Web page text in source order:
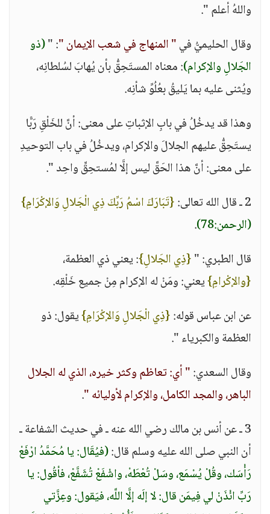
واللهُ أعلم ".
وقال الحليميُّ في" المنهاج في شعب الإيمان ": "(ذو
الجَلالِ والإكرام): معناه المستَحِقُّ بأن يُهابَ لسُلطانِه،
ويُثنى عليه بما يَليقُ بعُلُوِّ شأنِه.
وهذا قد يدخُلُ في بابِ الإثباتِ على معنى: أنَّ للخَلْقِ رَبًّا
يستَحِقُّ عليهم الجلالَ والإكرام، ويدخُلُ في باب التوحيدِ
على معنى: أنَّ هذا الحَقَّ ليس إلَّا لمُستحِقٍّ واحِد ".
2 ـ قال الله تعالى:
{تَبَارَكَ اسْمُ رَبِّكَ ذِي الْجَلالِ وَالإكْرَامِ}
(الرحمن:78)
.
قال الطبري: "{ذِي الجَلالِ}: يعني ذي العظمة،
{والإكْرامِ}يعني: ومَنْ له الإكرام مِنْ جميع خَلْقِه.
عن ابن عباس قوله:{ذِي الْجَلالِ وَالإكْرَامِ}يقول: ذو
العظمة والكبرياء ".
وقال السعدي:" أي: تعاظم وكثر خيره، الذي له الجلال
الباهر، والمجد الكامل، والإكرام لأوليائه ".
3 ـ عن أنس بن مالك رضي الله عنه ـ في حديث الشفاعة ـ
أن النبي صلى الله عليه وسلم قال:(فيُقَال: يا مُحَمَّدُ ارْفَعْ
رَأْسَك، وقُلْ يُسْمَع، وسَلْ تُعْطَهْ، واشْفَعْ تُشَفَّعْ، فأقُول: يا
رَبِّ ائْذَنْ لي فِيمَن قال: لا إلَه إلَّا اللَّه، فيَقول: وعِزَّتي